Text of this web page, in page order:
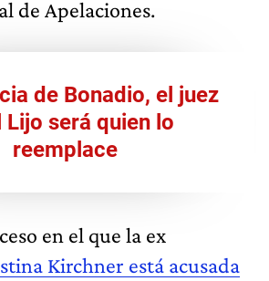
de Apelaciones.
de Bonadio, el juez
Lijo será quien lo
reemplace
en el que la ex
Kirchner está acusada